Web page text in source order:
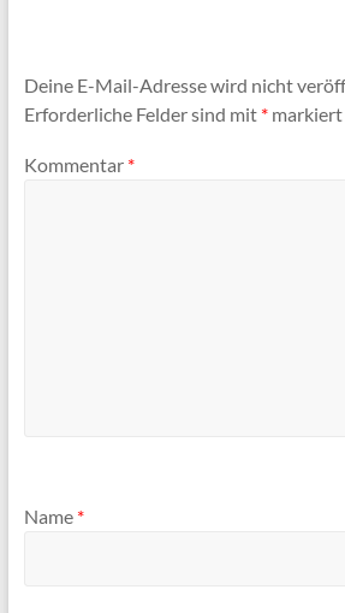
Deine E-Mail-Adresse wird nicht
Erforderliche Felder sind mit *markiert
Kommentar *
Name *